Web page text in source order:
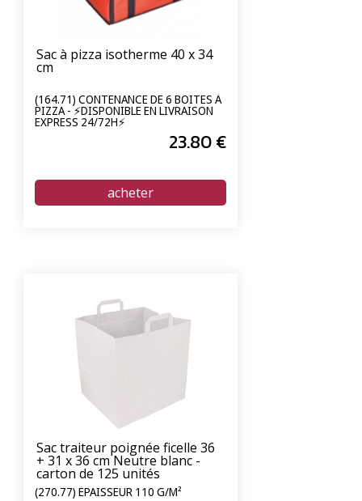
Sac à pizza isotherme 40 x 34
cm
(164.71) CONTENANCE DE 6 BOITES À
PIZZA - ⚡DISPONIBLE EN LIVRAISON
EXPRESS 24/72H⚡
23.80€
Sac traiteur poignée ficelle 36
+ 31 x 36 cm Neutre blanc -
carton de 125 unités
(270.77) ÉPAISSEUR 110 G/M²